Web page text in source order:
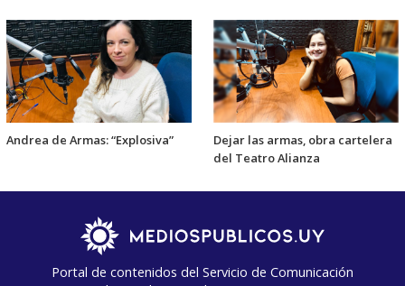
Andrea de Armas: “Explosiva”
Dejar las armas, obra cartelera
del Teatro Alianza
Portal de contenidos del Servicio de Comunicación